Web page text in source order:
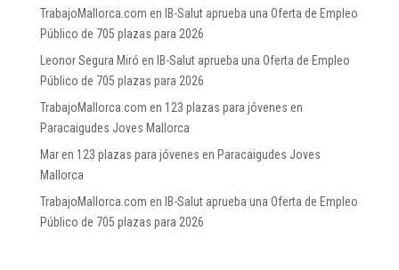
TrabajoMallorca.com en IB-Salut aprueba una Oferta de Empleo
Público de 705 plazas para 2026
Leonor Segura Miró en IB-Salut aprueba una Oferta de Empleo
Público de 705 plazas para 2026
TrabajoMallorca.com en 123 plazas para jóvenes en
Paracaigudes Joves Mallorca
Maren 123 plazas para jóvenes en Paracaigudes Joves
Mallorca
TrabajoMallorca.com en IB-Salut aprueba una Oferta de Empleo
Público de 705 plazas para 2026